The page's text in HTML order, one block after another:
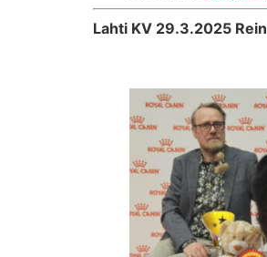
Lahti KV 29.3.2025